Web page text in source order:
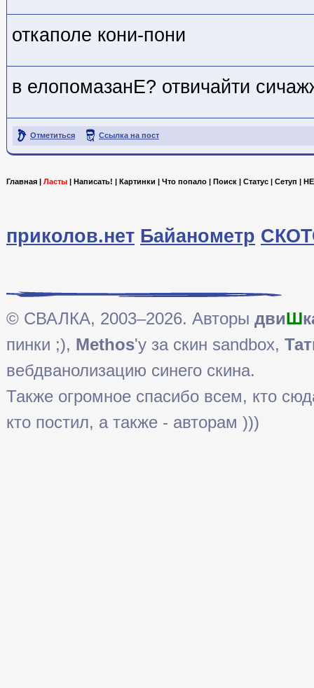
откаполе кони-пони
в елопомазанЕ? отвичайти
Отметиться Ссылка на пост
Главная | Ласты | Написать! | Картинки | Что попало | Поиск | Статус | Сетуп |
приколов.нет Байанометр
© СВАЛКА, 2003–2026. Авторы двиШ
пинки ;), Methos'у за скин sandbox,
вебдванолизацию синего скина.
Также огромное спасибо всем, кто
кто постил, а также - авторам )))